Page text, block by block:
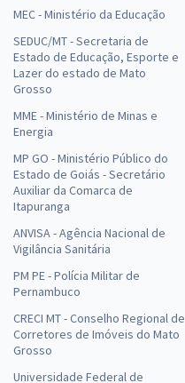
MEC - Ministério da Educação
SEDUC/MT - Secretaria de
Estado de Educação, Esporte e
Lazer do estado de Mato
Grosso
MME - Ministério de Minas e
Energia
MP GO - Ministério Público do
Estado de Goiás - Secretário
Auxiliar da Comarca de
Itapuranga
ANVISA - Agência Nacional de
Vigilância Sanitária
PM PE - Polícia Militar de
Pernambuco
CRECI MT - Conselho Regional de
Corretores de Imóveis do Mato
Grosso
Universidade Federal de